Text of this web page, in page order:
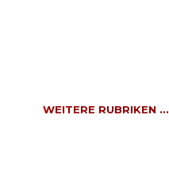
WEITERE RUBRIKEN ...